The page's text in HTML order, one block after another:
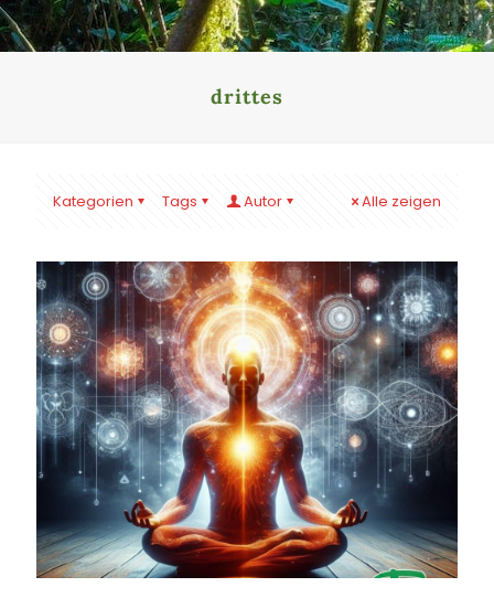
drittes
Kategorien Tags Autor Alle zeigen